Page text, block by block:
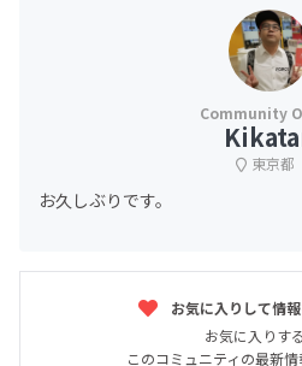
東京都
お久しぶりです。
お気に入りして情
お気に入りする
このコミュニティの最新情